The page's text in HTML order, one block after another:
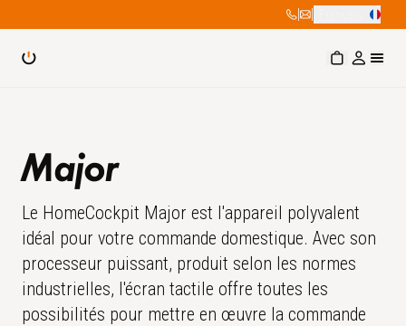
| |
Major
Le HomeCockpit Major est l'appareil polyvalent
idéal pour votre commande domestique. Avec son
processeur puissant, produit selon les normes
industrielles, l'écran tactile offre toutes les
possibilités pour mettre en œuvre la commande